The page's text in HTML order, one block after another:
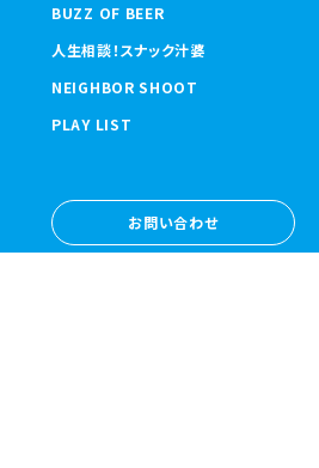
BUZZ OF BEER
人生相談！スナック汁婆
NEIGHBOR SHOOT
PLAY LIST
お問い合わせ